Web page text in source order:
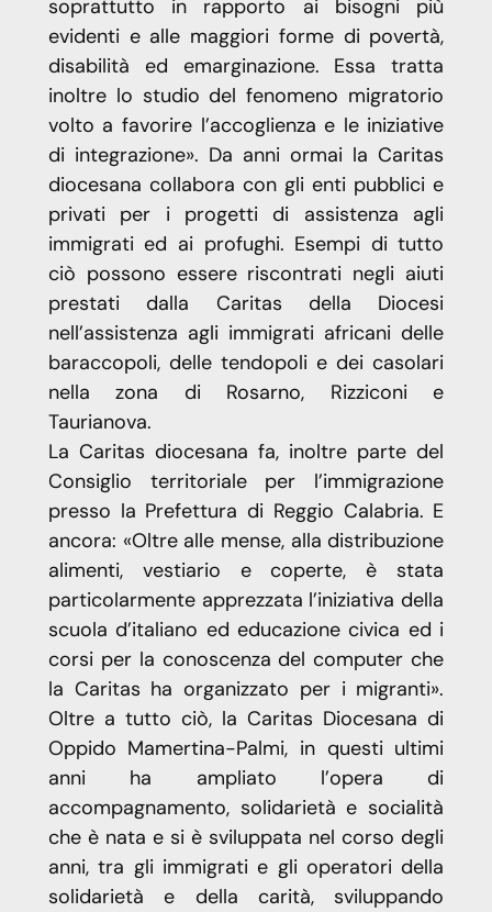
soprattutto in rapporto ai bisogni più
evidenti e alle maggiori forme di povertà,
disabilità ed emarginazione. Essa tratta
inoltre lo studio del fenomeno migratorio
volto a favorire l’accoglienza e le iniziative
di integrazione». Da anni ormai la Caritas
diocesana collabora con gli enti pubblici e
privati per i progetti di assistenza agli
immigrati ed ai profughi. Esempi di tutto
ciò possono essere riscontrati negli aiuti
prestati dalla Caritas della Diocesi
nell’assistenza agli immigrati africani delle
baraccopoli, delle tendopoli e dei casolari
nella zona di Rosarno, Rizziconi e
Taurianova.
La Caritas diocesana fa, inoltre parte del
Consiglio territoriale per l’immigrazione
presso la Prefettura di Reggio Calabria. E
ancora: «Oltre alle mense, alla distribuzione
alimenti, vestiario e coperte, è stata
particolarmente apprezzata l’iniziativa della
scuola d’italiano ed educazione civica ed i
corsi per la conoscenza del computer che
la Caritas ha organizzato per i migranti».
Oltre a tutto ciò, la Caritas Diocesana di
Oppido Mamertina-Palmi, in questi ultimi
anni ha ampliato l’opera di
accompagnamento, solidarietà e socialità
che è nata e si è sviluppata nel corso degli
anni, tra gli immigrati e gli operatori della
solidarietà e della carità, sviluppando